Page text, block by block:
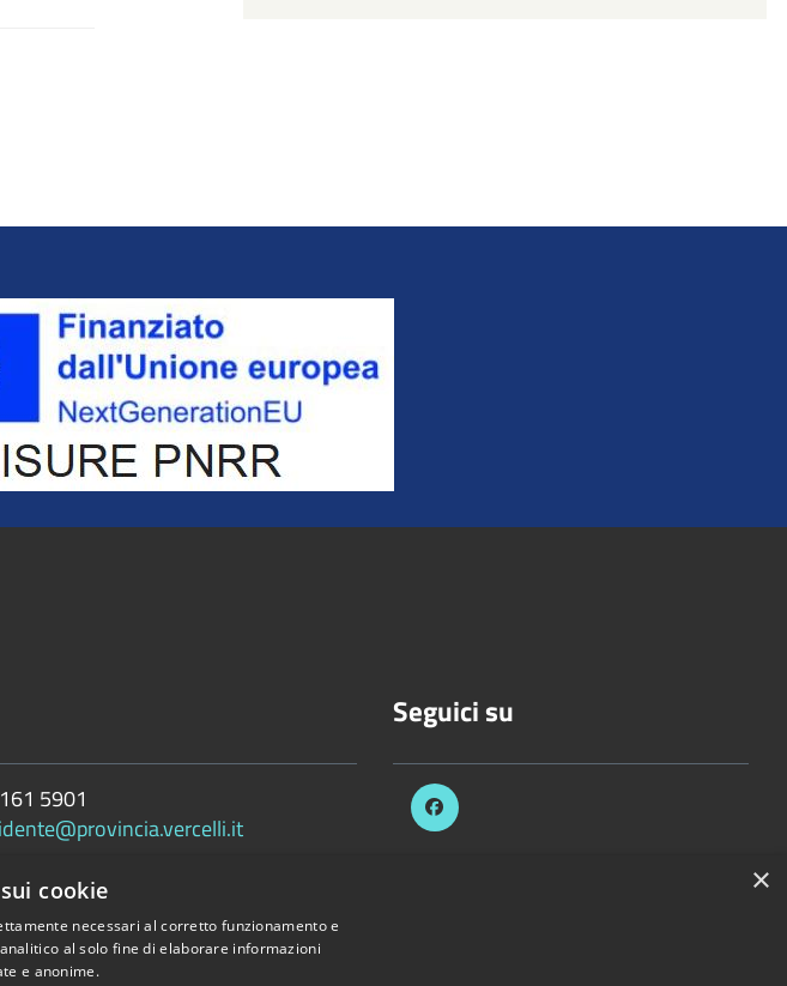
5901
Seguici su
×
cookie
necessari al corretto funzionamento e
al solo fine di elaborare informazioni
e anonime.